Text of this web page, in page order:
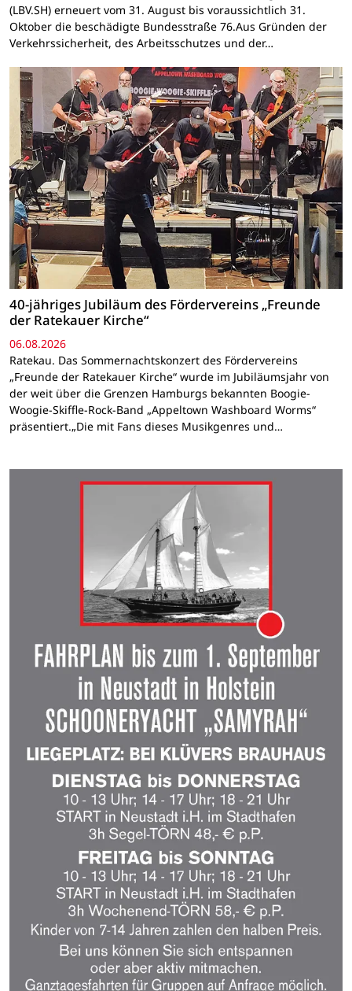
(LBV.SH) erneuert vom 31. August bis voraussichtlich 31.
Oktober die beschädigte Bundesstraße 76.Aus Gründen der
Verkehrssicherheit, des Arbeitsschutzes und der…
40-jähriges Jubiläum des Fördervereins „Freunde
der Ratekauer Kirche“
06.08.2026
Ratekau. Das Sommernachtskonzert des Fördervereins
„Freunde der Ratekauer Kirche“ wurde im Jubiläumsjahr von
der weit über die Grenzen Hamburgs bekannten Boogie-
Woogie-Skiffle-Rock-Band „Appeltown Washboard Worms“
präsentiert.„Die mit Fans dieses Musikgenres und…